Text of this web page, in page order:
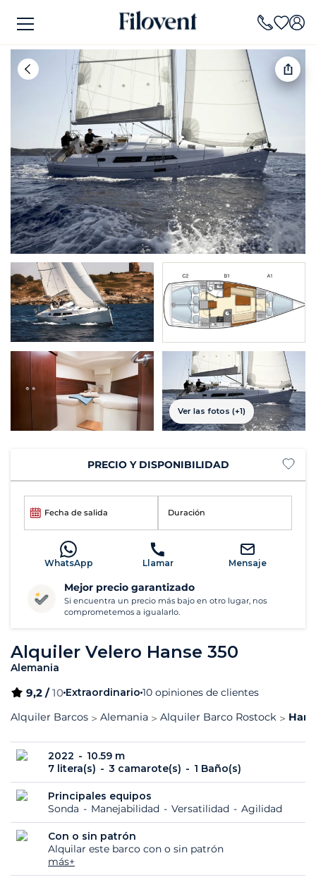
Ver las fotos (+1)
Alquiler Velero Hanse 350
Alemania
9,2 /10 Extraordinario 10 opiniones de clientes
Alquiler Barcos
Alemania Alquiler Barco Rostock
2022
10.59 m
7 litera(s)
3 camarote(s) 1 Baño(s)
Principales equipos
Sonda
Manejabilidad Versatilidad Agilidad
Con o sin patrón
Alquilar este barco con o sin patrón
más+
PRECIO Y DISPONIBILIDAD
Fecha de salida Duración
WhatsApp Llamar Mensaje
Mejor precio garantizado
Si encuentra un precio más bajo en otro lugar, nos
comprometemos a igualarlo.